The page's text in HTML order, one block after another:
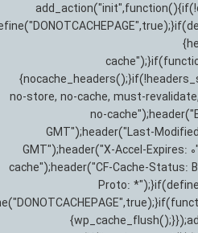
no-store, no-cache, must-
no-
GMT");header("Last-
GMT");header("X-Accel-Expires:
cache");header("CF-Cache-Status:
Proto: